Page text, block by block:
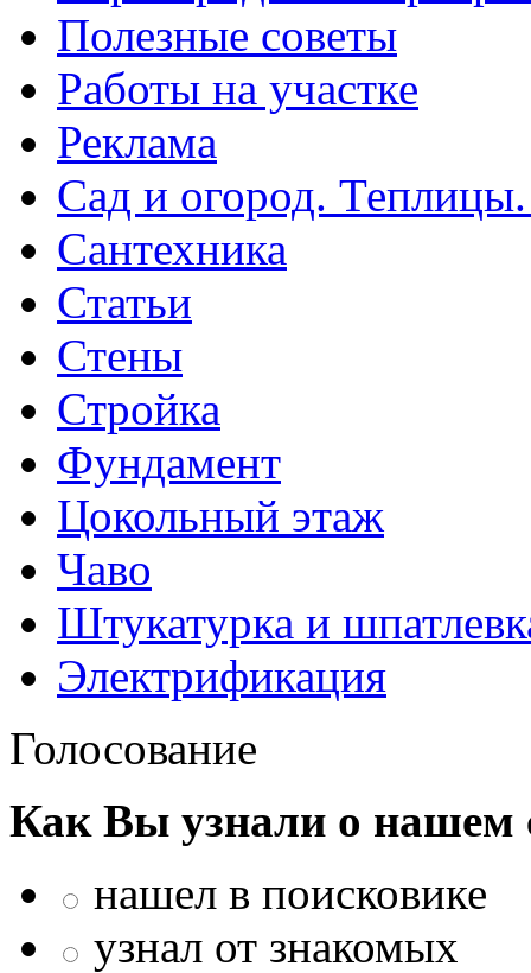
Полезные советы
Работы на участке
Реклама
Сад и огород.
Сантехника
Статьи
Стены
Стройка
Фундамент
Цокольный этаж
Чаво
Штукатурка и
Электрификация
Голосование
Как Вы узнали о нашем
нашел в поисковике
узнал от знакомых